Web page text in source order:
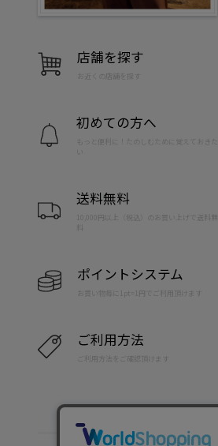
店舗を探す
お近くの店舗を探す
初めての方へ
もっと便利に！たのしむために覚えておきた
送料無料
10,000円以上（税込）のお買い上げで送料無
料
ポイントシステム
お買い物毎に1pt=1円でご利用頂けます
ご利用方法
ご利用方法をご確認頂けます